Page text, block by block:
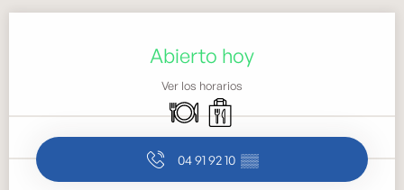
Abierto hoy
Ver los horarios
RestauranteVenta de comida para llevar
04 91 92 10 ▒▒